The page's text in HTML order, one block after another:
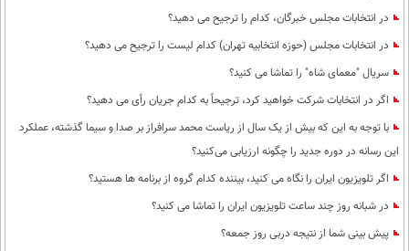
در انتخابات مجلس خبرگان، کدام را ترجیح می دهید؟
در انتخابات مجلس (حوزه انتخابیه تهران) کدام لیست را ترجیح می دهید؟
سریال "معمای شاه" را تماشا می کنید؟
اگر در انتخابات شرکت خواهید کرد، ترجیحاً به کدام جریان رأی می دهید؟
با توجه به این که بیش از یک سال از ریاست محمد سرافراز بر صدا و سیما گذشته، عملکرد
این رسانه در دوره جدید را چگونه ارزیابی می‌کنید؟
اگر تلویزیون ایران را نگاه می کنید، بیننده کدام گروه از برنامه ها هستید؟
در شبانه روز چند ساعت تلویزیون ایران را تماشا می کنید؟
پیش بینی شما از نتیجه دربی روز جمعه؟